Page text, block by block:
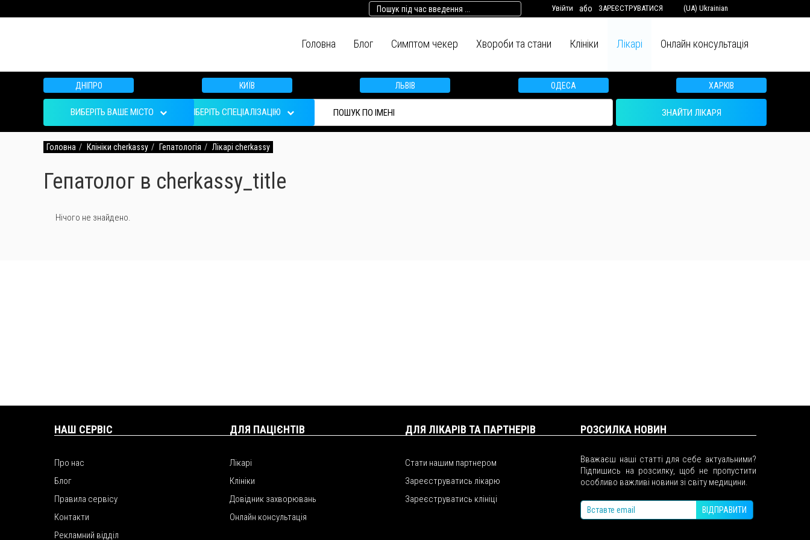
Увійти або ЗАРЕЄСТРУВАТИСЯ (UA) Ukrainian
Головна Блог Симптом чекер Хвороби та стани Клініки Лікарі Онлайн консультація
ДНІПРО КИЇВ ЛЬВІВ ОДЕСА ХАРКІВ
ВИБЕРІТЬ ВАШЕ МІСТО ВИБЕРІТЬ СПЕЦІАЛІЗАЦІЮ ЗНАЙТИ ЛІКАРЯ
Головна Клініки cherkassy Гепатологія Лікарі cherkassy
Гепатолог в cherkassy_title
Нічого не знайдено.
НАШ СЕРВІС
Про нас
Блог
Правила сервісу
Контакти
Рекламний відділ
ДЛЯ ПАЦІЄНТІВ
Лікарі
Клініки
Довідник захворювань
Онлайн консультація
ДЛЯ ЛІКАРІВ ТА ПАРТНЕРІВ
Стати нашим партнером
Зареєструватись лікарю
Зареєструватись клініці
РОЗСИЛКА НОВИН
Вважаєш наші статті для себе актуальними?
Підпишись на розсилку, щоб не пропустити
особливо важливі новини зі світу медицини.